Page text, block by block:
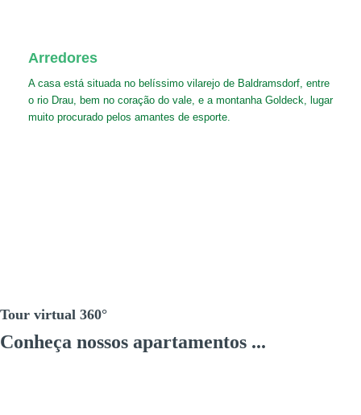
Arredores
A casa está situada no belíssimo vilarejo de Baldramsdorf, entre
o rio Drau, bem no coração do vale, e a montanha Goldeck, lugar
muito procurado pelos amantes de esporte.
Tour virtual 360°
Conheça nossos apartamentos ...